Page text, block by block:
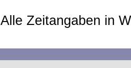
Alle Zeitangaben in